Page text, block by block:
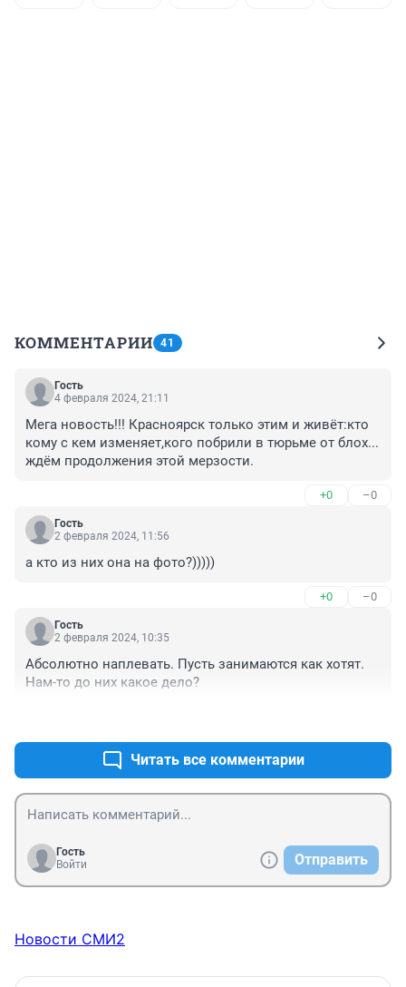
КОММЕНТАРИИ 41
Гость
4 февраля 2024, 21:11
Мега новость!!! Красноярск только этим и живёт:кто
кому с кем изменяет,кого побрили в тюрьме от блох...
ждём продолжения этой мерзости.
+0 –0
Гость
2 февраля 2024, 11:56
а кто из них она на фото?)))))
+0 –0
Гость
2 февраля 2024, 10:35
Абсолютно наплевать. Пусть занимаются как хотят.
Нам-то до них какое дело?
Читать все комментарии
Гость
Войти
Отправить
Новости СМИ2